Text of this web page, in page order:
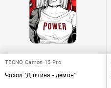
TECNO Camon 15 Pro
Чохол "Дівчина - демон"